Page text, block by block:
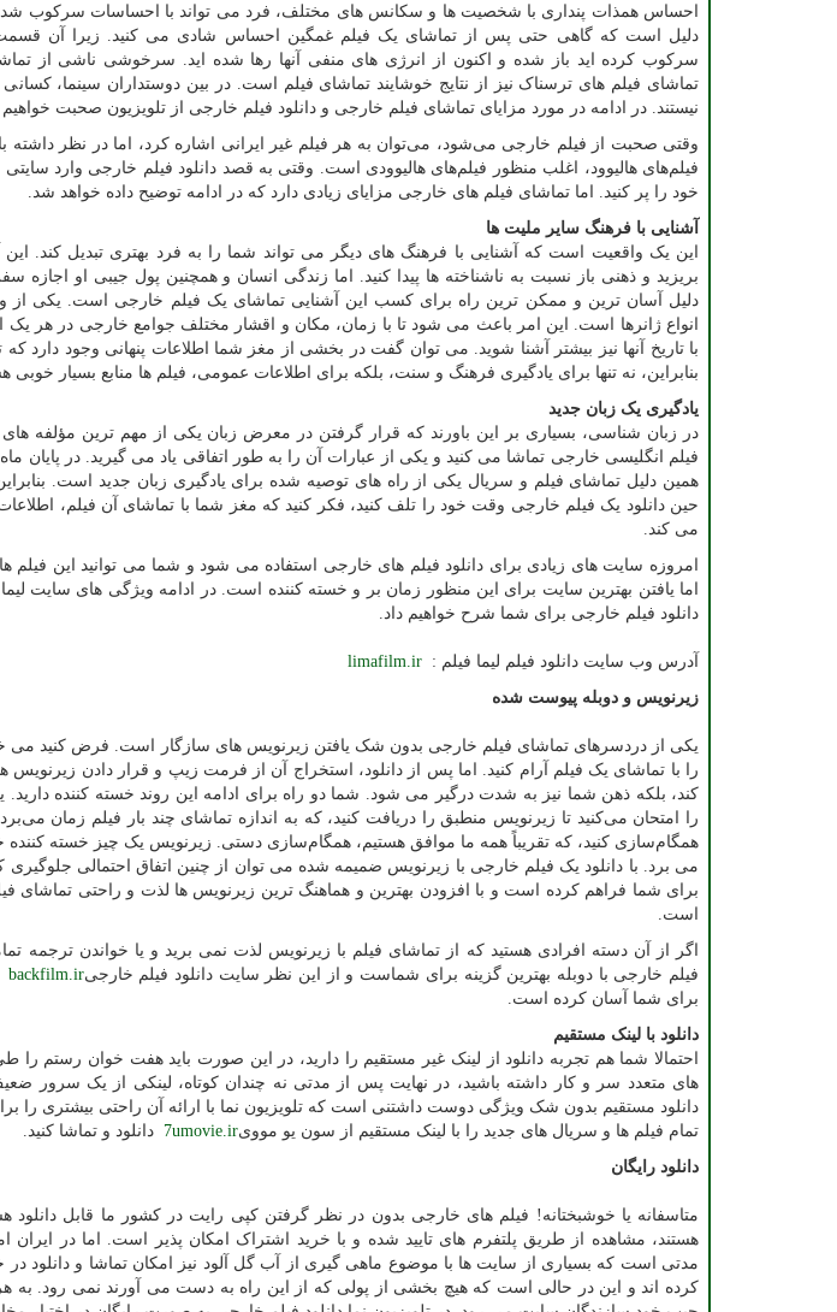
احساس همذات پنداری با شخصیت ها و سکانس های مختلف، فرد می تواند با احساسات سرکوب
دلیل است که گاهی حتی پس از تماشای یک فیلم غمگین احساس شادی می کنید. زیرا آن
سرکوب کرده اید باز شده و اکنون از انرژی های منفی آنها رها شده اید. سرخوشی ناشی از
تماشای فیلم های ترسناک نیز از نتایج خوشایند تماشای فیلم است. در بین دوستداران سینما،
نیستند. در ادامه در مورد مزایای تماشای فیلم خارجی و دانلود فیلم خارجی از تلویزیون صحبت
وقتی صحبت از فیلم خارجی می‌شود، می‌توان به هر فیلم غیر ایرانی اشاره کرد، اما در نظر
فیلم‌های هالیوود، اغلب منظور فیلم‌های هالیوودی است. وقتی به قصد دانلود فیلم خارجی وارد
خود را پر کنید. اما تماشای فیلم های خارجی مزایای زیادی دارد که در ادامه توضیح داده خواهد شد.
آشنایی با فرهنگ سایر ملیت ها
این یک واقعیت است که آشنایی با فرهنگ های دیگر می تواند شما را به فرد بهتری تبدیل کند.
بریزید و ذهنی باز نسبت به ناشناخته ها پیدا کنید. اما زندگی انسان و همچنین پول جیبی او
دلیل آسان ترین و ممکن ترین راه برای کسب این آشنایی تماشای یک فیلم خارجی است. یکی از
انواع ژانرها است. این امر باعث می شود تا با زمان، مکان و اقشار مختلف جوامع خارجی در هر یک
با تاریخ آنها نیز بیشتر آشنا شوید. می توان گفت در بخشی از مغز شما اطلاعات پنهانی وجود دارد
بنابراین، نه تنها برای یادگیری فرهنگ و سنت، بلکه برای اطلاعات عمومی، فیلم ها منابع بسیار خوبی
یادگیری یک زبان جدید
در زبان شناسی، بسیاری بر این باورند که قرار گرفتن در معرض زبان یکی از مهم ترین مؤلفه
همین دلیل تماشای فیلم و سریال یکی از راه های توصیه شده برای یادگیری زبان جدید است.
حین دانلود یک فیلم خارجی وقت خود را تلف کنید، فکر کنید که مغز شما با تماشای آن فیلم،
می کند.
امروزه سایت های زیادی برای دانلود فیلم های خارجی استفاده می شود و شما می توانید این فیلم ها
اما یافتن بهترین سایت برای این منظور زمان بر و خسته کننده است. در ادامه ویژگی های سایت
دانلود فیلم خارجی برای شما شرح خواهیم داد.
آدرس وب سایت دانلود فیلم لیما فیلم : limafilm.ir
زیرنویس و دوبله پیوست شده
یکی از دردسرهای تماشای فیلم خارجی بدون شک یافتن زیرنویس های سازگار است. فرض کنید می
را با تماشای یک فیلم آرام کنید. اما پس از دانلود، استخراج آن از فرمت زیپ و قرار دادن
کند، بلکه ذهن شما نیز به شدت درگیر می شود. شما دو راه برای ادامه این روند خسته کننده
را امتحان می‌کنید تا زیرنویس منطبق را دریافت کنید، که به اندازه تماشای چند بار فیلم زمان
همگام‌سازی کنید، که تقریباً همه ما موافق هستیم، همگام‌سازی دستی. زیرنویس یک چیز خسته کننده
می برد. با دانلود یک فیلم خارجی با زیرنویس ضمیمه شده می توان از چنین اتفاق احتمالی جلوگیری
برای شما فراهم کرده است و با افزودن بهترین و هماهنگ ترین زیرنویس ها لذت و راحتی تماشای
است.
اگر از آن دسته افرادی هستید که از تماشای فیلم با زیرنویس لذت نمی برید و یا خواندن ترجمه
فیلم خارجی با دوبله بهترین گزینه برای شماست و از این نظر سایت دانلود فیلم خارجیbackfilm.ir
برای شما آسان کرده است.
دانلود با لینک مستقیم
احتمالا شما هم تجربه دانلود از لینک غیر مستقیم را دارید، در این صورت باید هفت خوان رستم را
های متعدد سر و کار داشته باشید، در نهایت پس از مدتی نه چندان کوتاه، لینکی از یک سرور
دانلود مستقیم بدون شک ویژگی دوست داشتنی است که تلویزیون نما با ارائه آن راحتی بیشتری را
تمام فیلم ها و سریال های جدید را با لینک مستقیم از سون یو مووی7umovie.ir دانلود و تماشا کنید.
دانلود رایگان
متاسفانه یا خوشبختانه! فیلم های خارجی بدون در نظر گرفتن کپی رایت در کشور ما قابل دانلود
هستند، مشاهده از طریق پلتفرم های تایید شده و با خرید اشتراک امکان پذیر است. اما در ایران
مدتی است که بسیاری از سایت ها با موضوع ماهی گیری از آب گل آلود نیز امکان تماشا و دانلود در
کرده اند و این در حالی است که هیچ بخشی از پولی که از این راه به دست می آورند نمی رود.